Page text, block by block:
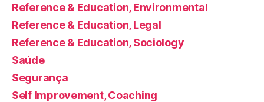
Reference & Education, Environmental
Reference & Education, Legal
Reference & Education, Sociology
Saúde
Segurança
Self Improvement, Coaching